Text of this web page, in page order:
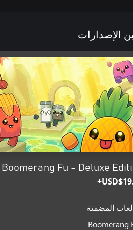
off shields. Turn on friendly fire. You
to unlock new hats and outfits for your
الإصدارات
Boomerang Fu - Deluxe
المضمنة
Boomerang